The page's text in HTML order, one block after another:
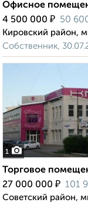
Офисное
4 500 000 ₽ 50
Кировский район,
Собственник,
1
Торговое
27 000 000 ₽ 101
Советский район,